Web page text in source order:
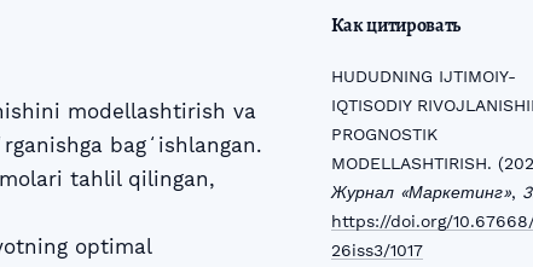
Как цитировать
HUDUDNING IJTIMOIY-
IQTISODIY
PROGNOSTIK
MODELLASHTIRISH.
Журнал «Маркетинг», 3
https://doi.org/
26iss3/1017
modellashtirish va
bagʻishlangan.
tahlil qilingan,
optimal